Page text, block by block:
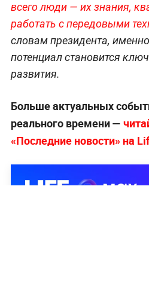
всего люди — их знания,
работать с передовыми
словам президента,
потенциал становится
развития.
Больше актуальных
реального времени —
«Последние новости» на